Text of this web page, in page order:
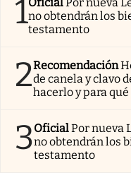
1no obtendrán los
testamento
2Recomendación
de canela y clavo
hacerlo y para
3OficialPor nueva
no obtendrán los
testamento